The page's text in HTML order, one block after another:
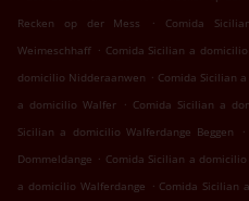
Recken op der Mess
.
Comida
Weimeschhaff . Comida Sicilian a
domicilio Nidderaanwen . Comida Sicilian
a domicilio Walfer . Comida Sicilian a
Sicilian a domicilio Walferdange Beggen
.
Dommeldange . Comida Sicilian a
a domicilio Walferdange . Comida Sicilian